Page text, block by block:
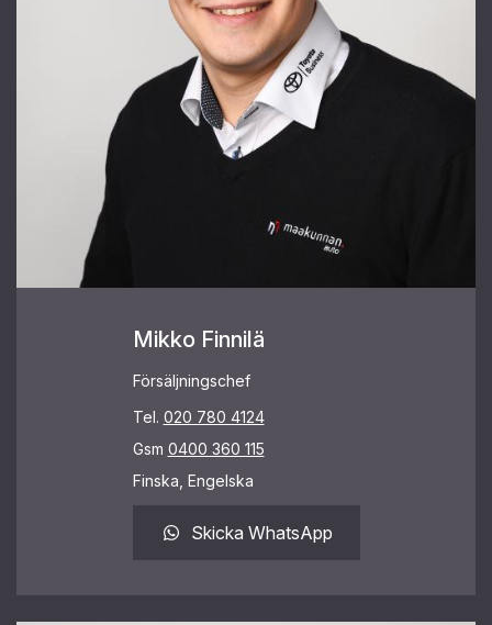
Mikko Finnilä
Försäljningschef
Tel. 020 780 4124
Gsm 0400 360 115
Finska, Engelska
Skicka WhatsApp